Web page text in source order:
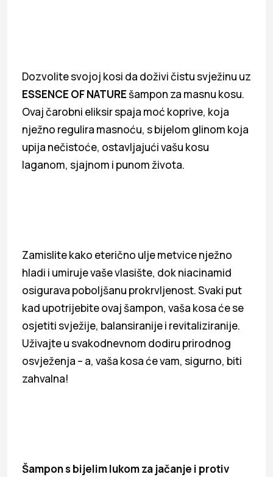
Dozvolite svojoj kosi da doživi čistu svježinu uz
ESSENCE OF NATUREšampon za masnu kosu.
Ovaj čarobni eliksir spaja moć koprive, koja
nježno regulira masnoću, s bijelom glinom koja
upija nečistoće, ostavljajući vašu kosu
laganom, sjajnom i punom života.
Zamislite kako eterično ulje metvice nježno
hladi i umiruje vaše vlasište, dok niacinamid
osigurava poboljšanu prokrvljenost. Svaki put
kad upotrijebite ovaj šampon, vaša kosa će se
osjetiti svježije, balansiranije i revitaliziranije.
Uživajte u svakodnevnom dodiru prirodnog
osvježenja – a, vaša kosa će vam, sigurno, biti
zahvalna!
Šampon s bijelim lukom za jačanje i protiv